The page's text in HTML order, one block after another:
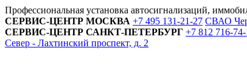
Профессиональная установка автосигнализаций,
СЕРВИС-ЦЕНТР МОСКВА +7 495 131-21-27 СВАО
СЕРВИС-ЦЕНТР САНКТ-ПЕТЕРБУРГ +7 812 716-
Север - Лахтинский проспект, д. 2